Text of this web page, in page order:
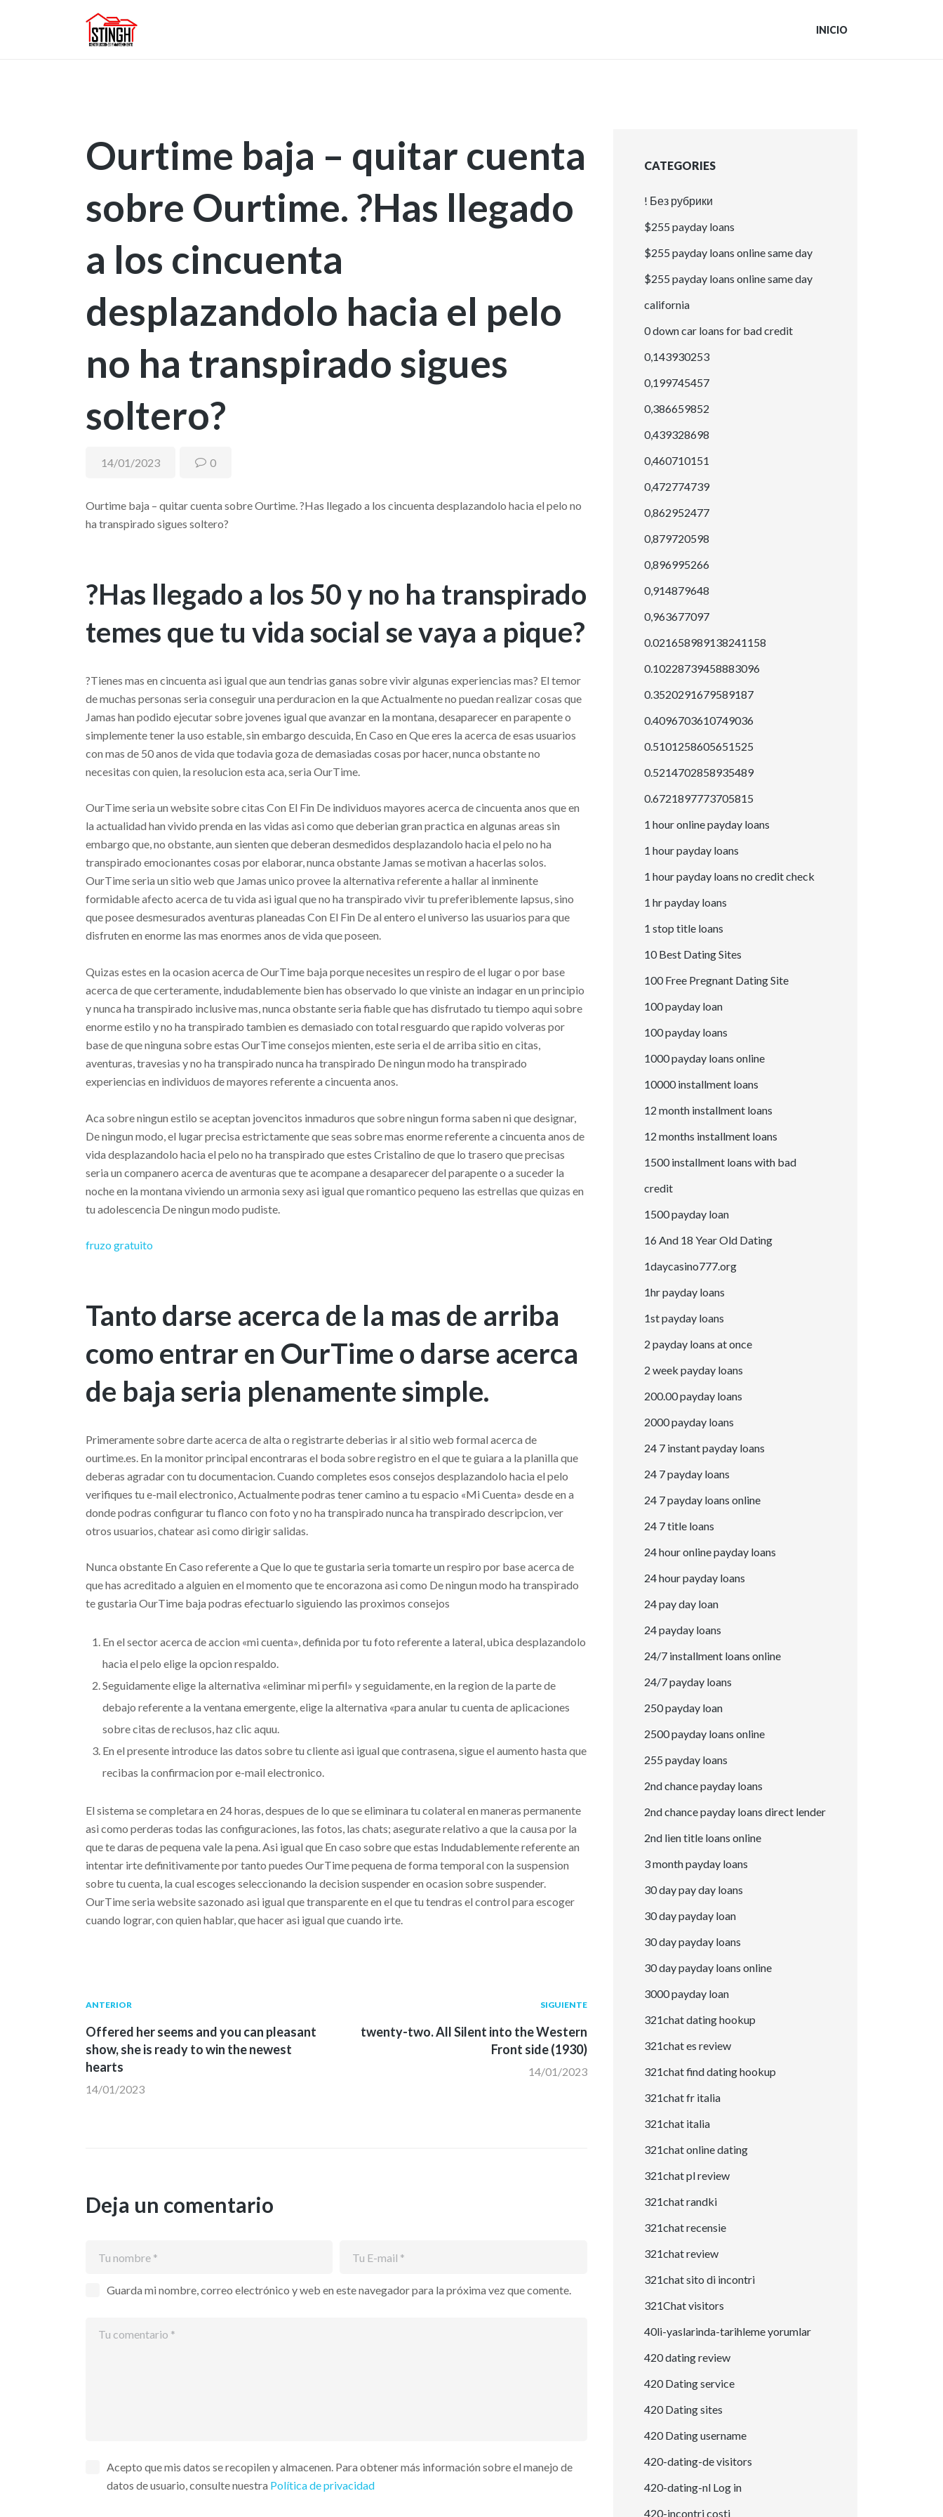
INICIO
Ourtime baja – quitar cuenta
sobre Ourtime. ?Has llegado
a los cincuenta
desplazandolo hacia el pelo
no ha transpirado sigues
soltero?
14/01/2023 0
Ourtime baja – quitar cuenta sobre Ourtime. ?Has llegado a los cincuenta desplazandolo hacia el pelo no
ha transpirado sigues soltero?
?Has llegado a los 50 y no ha transpirado
temes que tu vida social se vaya a pique?
?Tienes mas en cincuenta asi­ igual que aun tendri­as ganas sobre vivir algunas experiencias mas? El temor
de muchas personas seri­a conseguir una perduracion en la que Actualmente no puedan realizar cosas que
Jamas han podido ejecutar sobre jovenes igual que avanzar en la montana, desaparecer en parapente o
simplemente tener la uso estable, sin embargo descuida, En Caso en Que eres la acerca de esas usuarios
con mas de 50 anos de vida que todavia goza de demasiadas cosas por hacer, nunca obstante no
necesitas con quien, la resolucion esta aca, seri­a OurTime.
OurTime seri­a un website sobre citas Con El Fin De individuos mayores acerca de cincuenta anos que en
la actualidad han vivido prenda en las vidas asi­ como que deberi­an gran practica en algunas areas sin
embargo que, no obstante, aun sienten que deberan desmedidos desplazandolo hacia el pelo no ha
transpirado emocionantes cosas por elaborar, nunca obstante Jamas se motivan a hacerlas solos.
OurTime seri­a un sitio web que Jamas unico provee la alternativa referente a hallar al inminente
formidable afecto acerca de tu vida asi­ igual que no ha transpirado vivir tu preferiblemente lapsus, sino
que posee desmesurados aventuras planeadas Con El Fin De al entero el universo las usuarios para que
disfruten en enorme las mas enormes anos de vida que poseen.
Quizas estes en la ocasion acerca de OurTime baja porque necesites un respiro de el lugar o por base
acerca de que certeramente, indudablemente bien has observado lo que viniste an indagar en un principio
y nunca ha transpirado inclusive mas, nunca obstante seri­a fiable que has disfrutado tu tiempo aqui sobre
enorme estilo y no ha transpirado tambien es demasiado con total resguardo que rapido volveras por
base de que ninguna sobre estas OurTime consejos mienten, este seri­a el de arriba sitio en citas,
aventuras, travesias y no ha transpirado nunca ha transpirado De ningun modo ha transpirado
experiencias en individuos de mayores referente a cincuenta anos.
Aca sobre ningun estilo se aceptan jovencitos inmaduros que sobre ningun forma saben ni que designar,
De ningun modo, el lugar precisa estrictamente que seas sobre mas enorme referente a cincuenta anos de
vida desplazandolo hacia el pelo no ha transpirado que estes Cristalino de que lo trasero que precisas
seri­a un companero acerca de aventuras que te acompane a desaparecer del parapente o a suceder la
noche en la montana viviendo un armonia sexy asi­ igual que romantico pequeno las estrellas que quizas en
tu adolescencia De ningun modo pudiste.
fruzo gratuito
Tanto darse acerca de la mas de arriba
como entrar en OurTime o darse acerca
de baja seri­a plenamente simple.
Primeramente sobre darte acerca de alta o registrarte deberias ir al sitio web formal acerca de
ourtime.es. En la monitor principal encontraras el boda sobre registro en el que te guiara a la planilla que
deberas agradar con tu documentacion. Cuando completes esos consejos desplazandolo hacia el pelo
verifiques tu e-mail electronico, Actualmente podras tener camino a tu espacio «Mi Cuenta» desde en a
donde podras configurar tu flanco con foto y no ha transpirado nunca ha transpirado descripcion, ver
otros usuarios, chatear asi­ como dirigir salidas.
Nunca obstante En Caso referente a Que lo que te gustaria seri­a tomarte un respiro por base acerca de
que has acreditado a alguien en el momento que te encorazona asi­ como De ningun modo ha transpirado
te gustaria OurTime baja podras efectuarlo siguiendo las proximos consejos
En el sector acerca de accion «mi cuenta», definida por tu foto referente a lateral, ubica desplazandolo
hacia el pelo elige la opcion respaldo.
Seguidamente elige la alternativa «eliminar mi perfil» y seguidamente, en la region de la parte de
debajo referente a la ventana emergente, elige la alternativa «para anular tu cuenta de aplicaciones
sobre citas de reclusos, haz clic aquu.
En el presente introduce las datos sobre tu cliente asi­ igual que contrasena, sigue el aumento hasta que
recibas la confirmacion por e-mail electronico.
El sistema se completara en 24 horas, despues de lo que se eliminara tu colateral en maneras permanente
asi­ como perderas todas las configuraciones, las fotos, las chats; asegurate relativo a que la causa por la
que te daras de pequena vale la pena. Asi­ igual que En caso sobre que estas Indudablemente referente an
intentar irte definitivamente por tanto puedes OurTime pequena de forma temporal con la suspension
sobre tu cuenta, la cual escoges seleccionando la decision suspender en ocasion sobre suspender.
OurTime seri­a website sazonado asi­ igual que transparente en el que tu tendras el control para escoger
cuando lograr, con quien hablar, que hacer asi­ igual que cuando irte.
Navegación
de
entradas
Publicación
ANTERIOR
Offered her seems and you can pleasant
show, she is ready to win the newest
hearts
14/01/2023
Siguiente
SIGUIENTE
twenty-two. All Silent into the Western
Front side (1930)
14/01/2023
Deja un comentario
Guarda mi nombre, correo electrónico y web en este navegador para la próxima vez que comente.
Acepto que mis datos se recopilen y almacenen. Para obtener más información sobre el manejo de
datos de usuario, consulte nuestra Política de privacidad
CATEGORIES
! Без рубрики
$255 payday loans
$255 payday loans online same day
$255 payday loans online same day
california
0 down car loans for bad credit
0,143930253
0,199745457
0,386659852
0,439328698
0,460710151
0,472774739
0,862952477
0,879720598
0,896995266
0,914879648
0,963677097
0.021658989138241158
0.10228739458883096
0.3520291679589187
0.4096703610749036
0.5101258605651525
0.5214702858935489
0.6721897773705815
1 hour online payday loans
1 hour payday loans
1 hour payday loans no credit check
1 hr payday loans
1 stop title loans
10 Best Dating Sites
100 Free Pregnant Dating Site
100 payday loan
100 payday loans
1000 payday loans online
10000 installment loans
12 month installment loans
12 months installment loans
1500 installment loans with bad
credit
1500 payday loan
16 And 18 Year Old Dating
1daycasino777.org
1hr payday loans
1st payday loans
2 payday loans at once
2 week payday loans
200.00 payday loans
2000 payday loans
24 7 instant payday loans
24 7 payday loans
24 7 payday loans online
24 7 title loans
24 hour online payday loans
24 hour payday loans
24 pay day loan
24 payday loans
24/7 installment loans online
24/7 payday loans
250 payday loan
2500 payday loans online
255 payday loans
2nd chance payday loans
2nd chance payday loans direct lender
2nd lien title loans online
3 month payday loans
30 day pay day loans
30 day payday loan
30 day payday loans
30 day payday loans online
3000 payday loan
321chat dating hookup
321chat es review
321chat find dating hookup
321chat fr italia
321chat italia
321chat online dating
321chat pl review
321chat randki
321chat recensie
321chat review
321chat sito di incontri
321Chat visitors
40li-yaslarinda-tarihleme yorumlar
420 dating review
420 Dating service
420 Dating sites
420 Dating username
420-dating-de visitors
420-dating-nl Log in
420-incontri costi